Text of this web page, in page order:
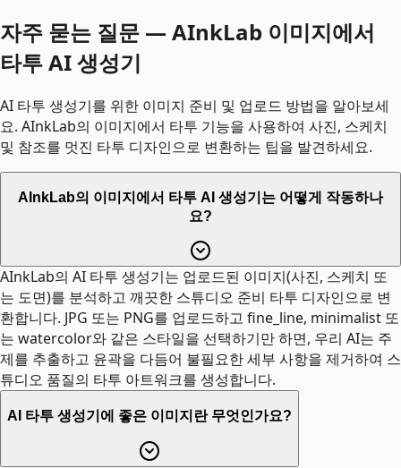
자주 묻는 질문 — AInkLab 이미지에서
타투 AI 생성기
AI 타투 생성기를 위한 이미지 준비 및 업로드 방법을 알아보세
요. AInkLab의 이미지에서 타투 기능을 사용하여 사진, 스케치
및 참조를 멋진 타투 디자인으로 변환하는 팁을 발견하세요.
AInkLab의 이미지에서 타투 AI 생성기는 어떻게 작동하나
요?
AInkLab의 AI 타투 생성기는 업로드된 이미지(사진, 스케치 또
는 도면)를 분석하고 깨끗한 스튜디오 준비 타투 디자인으로 변
환합니다. JPG 또는 PNG를 업로드하고 fine_line, minimalist 또
는 watercolor와 같은 스타일을 선택하기만 하면, 우리 AI는 주
제를 추출하고 윤곽을 다듬어 불필요한 세부 사항을 제거하여 스
튜디오 품질의 타투 아트워크를 생성합니다.
AI 타투 생성기에 좋은 이미지란 무엇인가요?